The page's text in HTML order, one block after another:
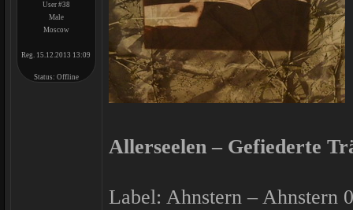
User #38
Male
Moscow
Reg. 15.12.2013 13:09
Status: Offline
Allerseelen ‎– Gefiederte
Label: Ahnstern ‎– Ahnstern 0